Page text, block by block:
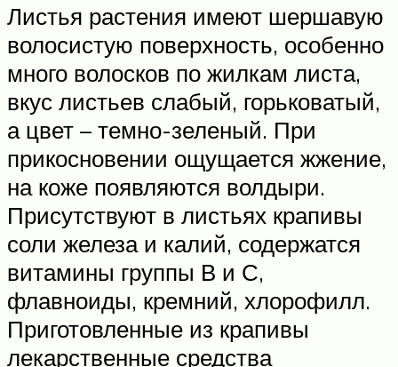
Листья растения имеют шершавую
волосистую поверхность, особенно
много волосков по жилкам листа,
вкус листьев слабый, горьковатый,
а цвет – темно-зеленый. При
прикосновении ощущается жжение,
на коже появляются волдыри.
Присутствуют в листьях крапивы
соли железа и калий, содержатся
витамины группы В и С,
флавноиды, кремний, хлорофилл.
Приготовленные из крапивы
лекарственные средства